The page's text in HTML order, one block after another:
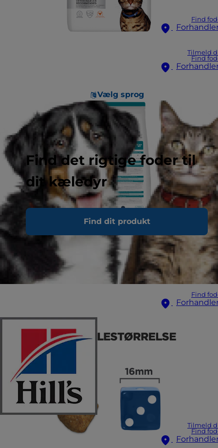
Find
Tilmeld
Find
Vælg sprog
Find det rigtige foder til
dit kæledyr
Find dit produkt
Find
Tilmeld
Find